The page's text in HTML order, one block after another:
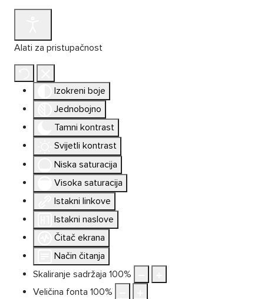
Alati za pristupačnost
Izokreni boje
Jednobojno
Tamni kontrast
Svijetli kontrast
Niska saturacija
Visoka saturacija
Istakni linkove
Istakni naslove
Čitač ekrana
Način čitanja
Skaliranje sadržaja 100%
Veličina fonta 100%